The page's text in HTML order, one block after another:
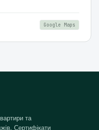
Google Maps
та
Сертифікати